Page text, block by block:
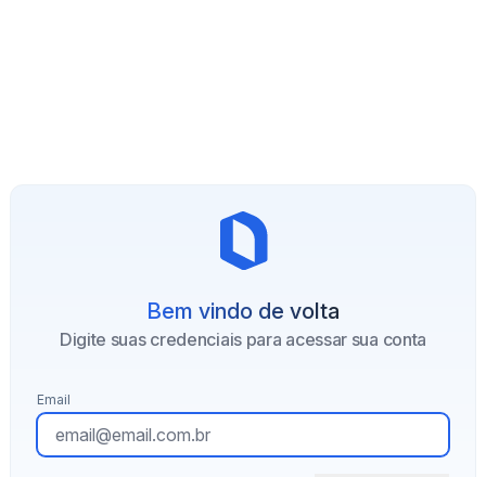
Bem vindo de volta
Digite suas credenciais para acessar sua conta
Email